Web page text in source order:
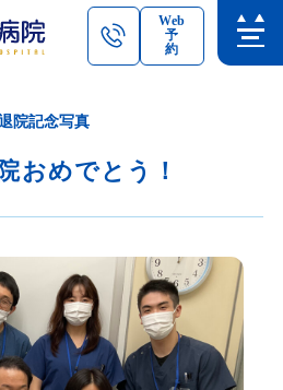
Web
予
約
院記念写真
おめでとう！